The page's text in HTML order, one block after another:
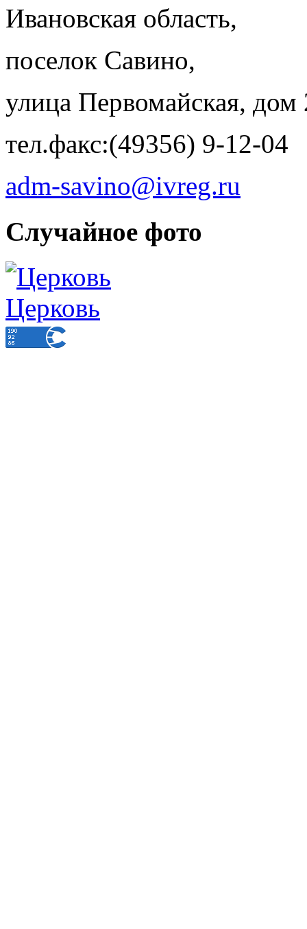
Ивановская область,
поселок Савино,
улица Первомайская, дом
тел.факс:(49356) 9-12-04
adm-savino@ivreg.ru
Случайное фото
Церковь